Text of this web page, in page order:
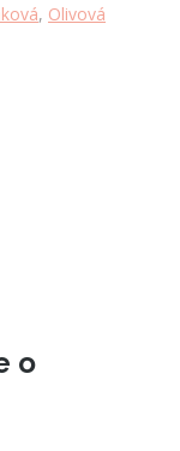
, Olivová
o